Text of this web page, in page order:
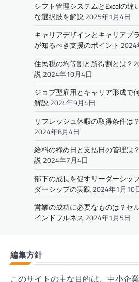
シフト管理システムとExcelの違
な選択肢を解説2025年1月4日
キャリアデザインとキャリアプ
が知るべき支援のポイント 2024
住民税の均等割と所得割とは？
説2024年10月4日
ジョブ型雇用とキャリア形成で
解説2024年9月4日
リフレッシュ休暇の取得条件は
2024年8月4日
給料の締め日と支払日の管理は
説2024年7月4日
部下の成長を促すリーダーシッ
ダーシップの実践2024年1月10
営業の成功に必要なものは？セ
インドフルネス 2024年1月5日
編集方針
このサイトの主な目的は、中小企